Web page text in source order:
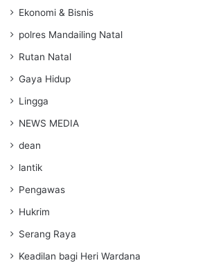
Ekonomi & Bisnis
polres Mandailing Natal
Rutan Natal
Gaya Hidup
Lingga
NEWS MEDIA
dean
lantik
Pengawas
Hukrim
Serang Raya
Keadilan bagi Heri Wardana